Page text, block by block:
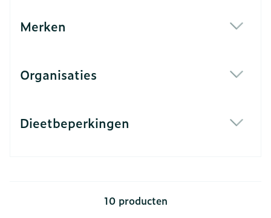
Merken
Organisaties
Dieetbeperkingen
10producten